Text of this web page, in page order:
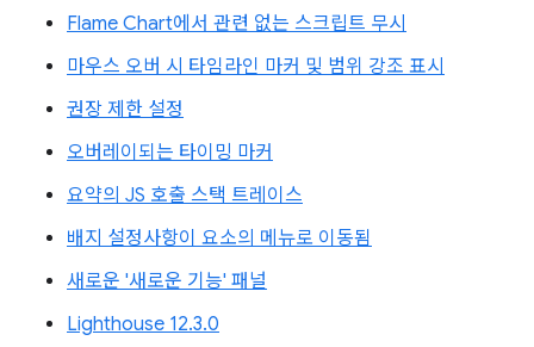
Flame Chart에서 관련 없는 스크립트 무시
마우스 오버 시 타임라인 마커 및 범위 강조 표시
권장 제한 설정
오버레이되는 타이밍 마커
요약의 JS 호출 스택 트레이스
배지 설정사항이 요소의 메뉴로 이동됨
새로운 '새로운 기능' 패널
Lighthouse 12.3.0